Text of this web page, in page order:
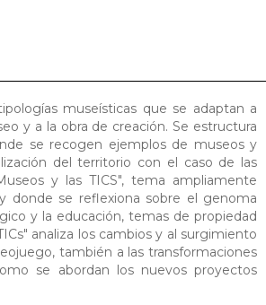
museísticas que se adaptan a
y a la obra de creación. Se estructura
se recogen ejemplos de museos y
del territorio con el caso de las
y las TICS", tema ampliamente
donde se reflexiona sobre el genoma
y la educación, temas de propiedad
analiza los cambios y al surgimiento
también a las transformaciones
se abordan los nuevos proyectos